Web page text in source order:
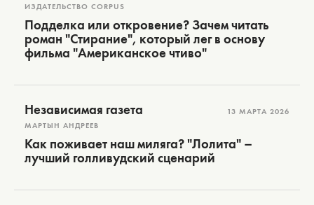
ИЗДАТЕЛЬСТВО CORPUS
Подделка или откровение? Зачем читать
роман "Стирание", который лег в основу
фильма "Американское чтиво"
Независимая газета
МАРТЫН АНДРЕЕВ
13 МАРТА 2026
Как поживает наш миляга? "Лолита" –
лучший голливудский сценарий